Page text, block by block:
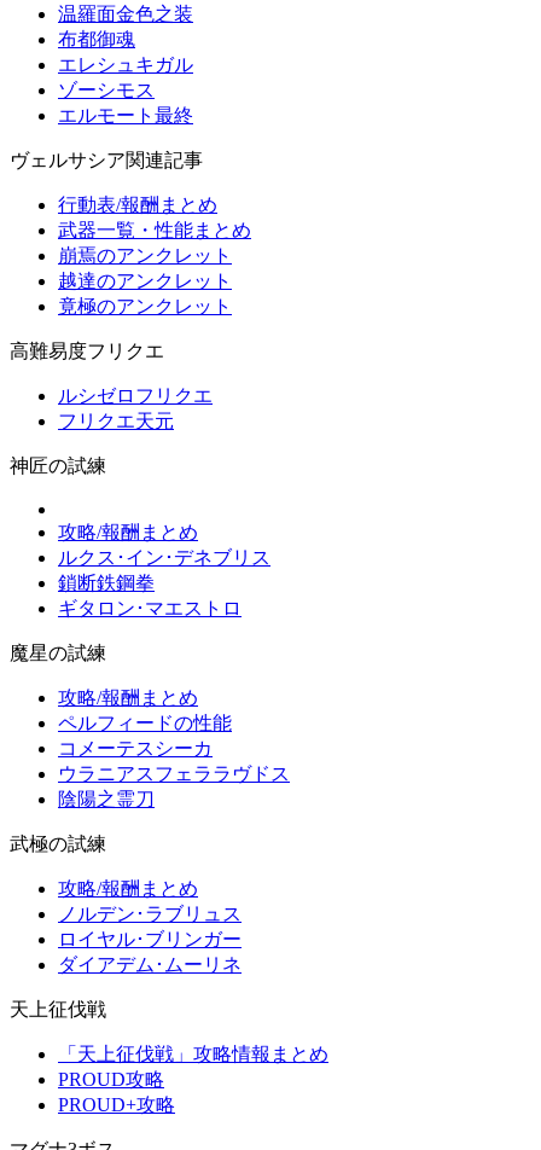
温羅面金色之装
布都御魂
エレシュキガル
ゾーシモス
エルモート最終
ヴェルサシア関連記事
行動表/報酬まとめ
武器一覧・性能まとめ
崩焉のアンクレット
越達のアンクレット
竟極のアンクレット
高難易度フリクエ
ルシゼロフリクエ
フリクエ天元
神匠の試練
攻略/報酬まとめ
ルクス･イン･デネブリス
鎖断鉄鋼拳
ギタロン･マエストロ
魔星の試練
攻略/報酬まとめ
ペルフィードの性能
コメーテスシーカ
ウラニアスフェララヴドス
陰陽之霊刀
武極の試練
攻略/報酬まとめ
ノルデン･ラブリュス
ロイヤル･ブリンガー
ダイアデム･ムーリネ
天上征伐戦
「天上征伐戦」攻略情報まとめ
PROUD攻略
PROUD+攻略